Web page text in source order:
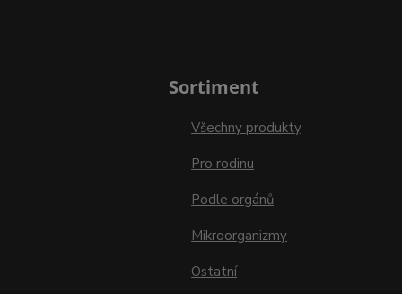
Sortiment
Všechny produkty
Pro rodinu
Podle orgánů
Mikroorganizmy
Ostatní